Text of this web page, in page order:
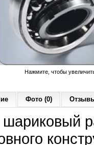
Нажмите, чтобы
Фото (0)